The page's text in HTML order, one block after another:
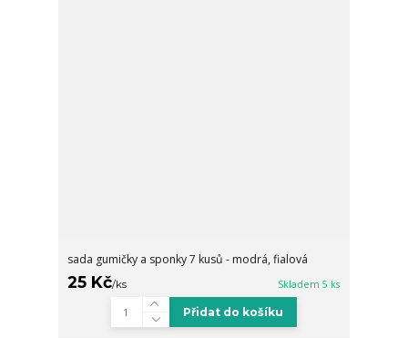
sada gumičky a sponky 7 kusů - modrá, fialová
25 Kč/ks Skladem 5 ks
Přidat do košíku